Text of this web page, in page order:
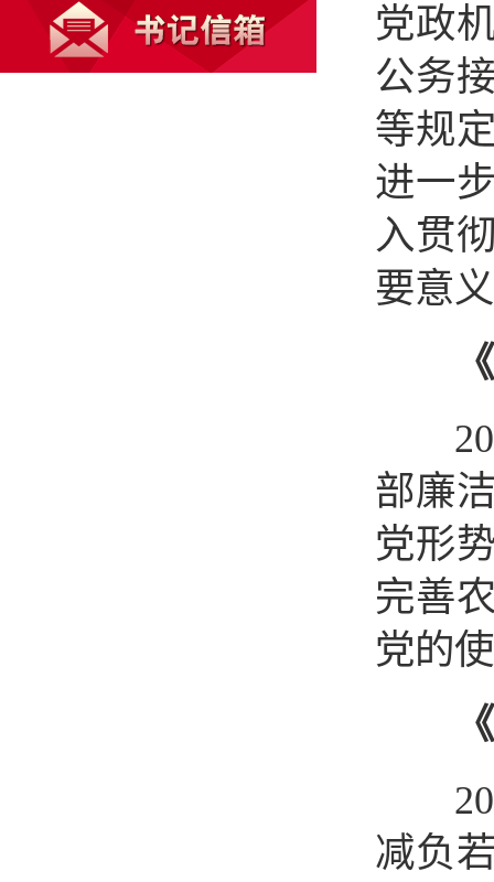
党政
公务
等规
进一
入贯
要意
部廉
党形
完善
党的
减负